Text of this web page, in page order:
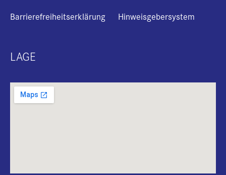
Barrierefreiheitserklärung
Hinweisgebersystem
LAGE